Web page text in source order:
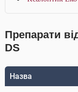
Препарати
DS
Назва